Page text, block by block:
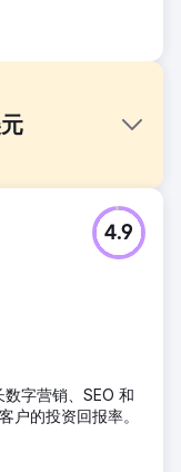
过 2021 年筹集的
相比，超过 300 万
的合作协助推动店
参与度和登陆页面
众之外的新/更广
4.9
字营销、SEO 和
户的投资回报率。